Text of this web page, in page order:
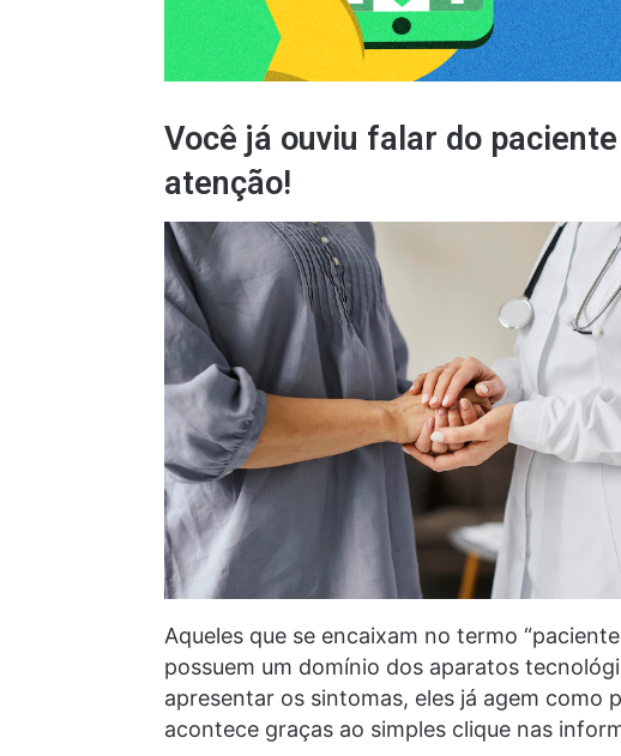
Você já ouviu falar do
atenção!
Aqueles que se encaixam no termo
possuem um domínio dos aparatos
apresentar os sintomas, eles já agem como
acontece graças ao simples clique nas